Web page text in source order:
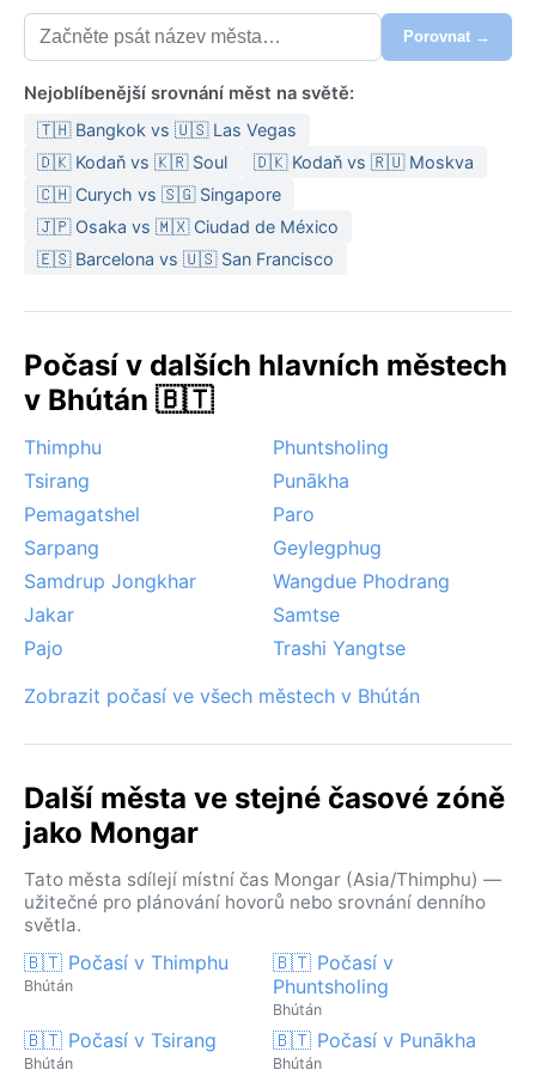
Porovnat →
Nejoblíbenější srovnání měst na světě:
🇹🇭 Bangkok vs 🇺🇸 Las Vegas
🇩🇰 Kodaň vs 🇰🇷 Soul
🇩🇰 Kodaň vs 🇷🇺 Moskva
🇨🇭 Curych vs 🇸🇬 Singapore
🇯🇵 Osaka vs 🇲🇽 Ciudad de México
🇪🇸 Barcelona vs 🇺🇸 San Francisco
Počasí v dalších hlavních městech
v Bhútán 🇧🇹
Thimphu
Phuntsholing
Tsirang
Punākha
Pemagatshel
Paro
Sarpang
Geylegphug
Samdrup Jongkhar
Wangdue Phodrang
Jakar
Samtse
Pajo
Trashi Yangtse
Zobrazit počasí ve všech městech v Bhútán
Další města ve stejné časové zóně
jako Mongar
Tato města sdílejí místní čas Mongar (Asia/Thimphu) —
užitečné pro plánování hovorů nebo srovnání denního
světla.
🇧🇹 Počasí v Thimphu
Bhútán
🇧🇹 Počasí v
Phuntsholing
Bhútán
🇧🇹 Počasí v Tsirang
Bhútán
🇧🇹 Počasí v Punākha
Bhútán